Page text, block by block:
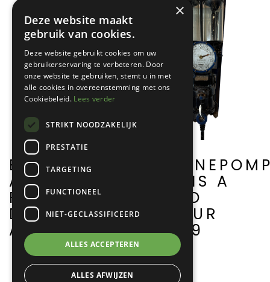
BENZINEPOMP
AVF
FABRIEK
DORDRECHT
A0013
THEMIS A
SERVO
MOTEUR
A0009
×
Deze website maakt
gebruik van cookies.
Deze website gebruikt cookies om uw
gebruikerservaring te verbeteren. Door
onze website te gebruiken, stemt u in met
alle cookies in overeenstemming met ons
Cookiebeleid. Lees verder
STRIKT NOODZAKELIJK
PRESTATIE
TARGETING
FUNCTIONEEL
NIET-GECLASSIFICEERD
ALLES ACCEPTEREN
ALLES AFWIJZEN